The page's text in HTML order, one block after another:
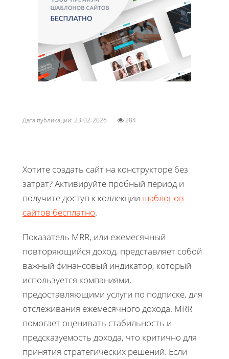
Дата публикации: 23-02-2026 284
Хотите создать сайт на конструкторе без
затрат? Активируйте пробный период и
получите доступ к коллекции шаблонов
сайтов бесплатно.
Показатель MRR, или ежемесячный
повторяющийся доход, представляет собой
важный финансовый индикатор, который
используется компаниями,
предоставляющими услуги по подписке, для
отслеживания ежемесячного дохода. MRR
помогает оценивать стабильность и
предсказуемость дохода, что критично для
принятия стратегических решений. Если